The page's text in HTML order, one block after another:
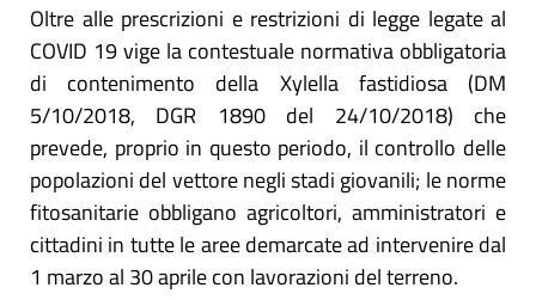
Oltre alle prescrizioni e restrizioni di legge legate al
COVID 19 vige la contestuale normativa obbligatoria
di contenimento della Xylella fastidiosa (DM
5/10/2018, DGR 1890 del 24/10/2018) che
prevede, proprio in questo periodo, il controllo delle
popolazioni del vettore negli stadi giovanili; le norme
fitosanitarie obbligano agricoltori, amministratori e
cittadini in tutte le aree demarcate ad intervenire dal
1 marzo al 30 aprile con lavorazioni del terreno.